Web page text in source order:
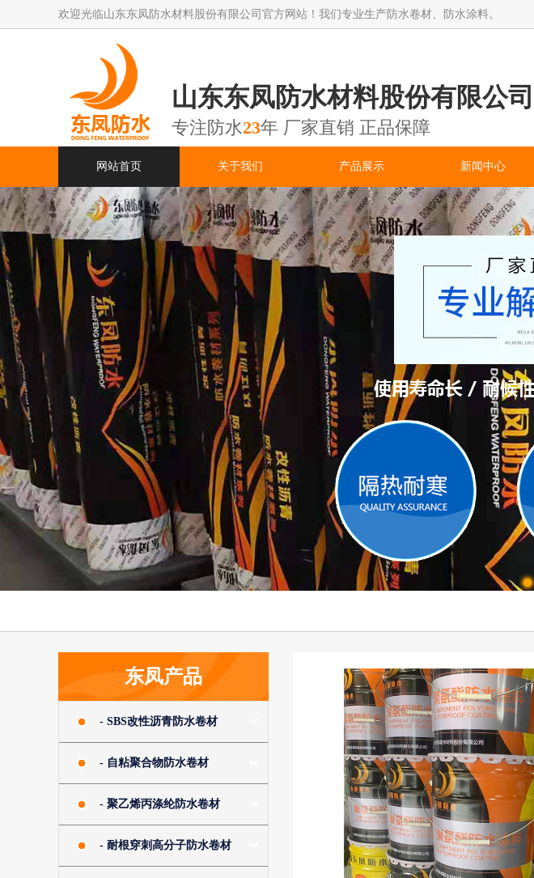
欢迎光临山东东凤防水材料股份有限公司官方网站！我们专业生产防水卷材、防水涂料。
山东东凤防水材料股份有限公司
专注防水23年 厂家直销 正品保障
网站首页 关于我们 产品展示 新闻中心
东凤产品
- SBS改性沥青防水卷材
- 自粘聚合物防水卷材
- 聚乙烯丙涤纶防水卷材
- 耐根穿刺高分子防水卷材